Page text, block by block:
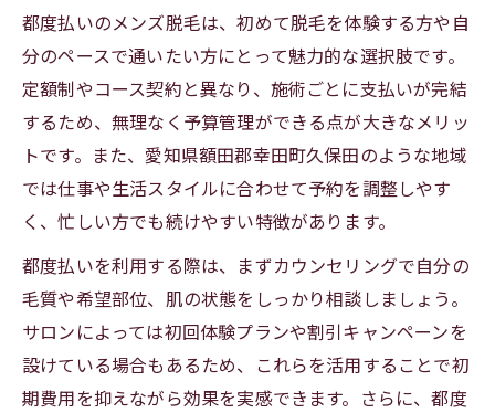
都度払いのメンズ脱毛は、初めて脱毛を体験する方や自
分のペースで通いたい方にとって魅力的な選択肢です。
定額制やコース契約と異なり、施術ごとに支払いが完結
するため、無理なく予算管理ができる点が大きなメリッ
トです。また、愛知県額田郡幸田町久保田のような地域
では仕事や生活スタイルに合わせて予約を調整しやす
く、忙しい方でも続けやすい特徴があります。
都度払いを利用する際は、まずカウンセリングで自分の
毛質や希望部位、肌の状態をしっかり相談しましょう。
サロンによっては初回体験プランや割引キャンペーンを
設けている場合もあるため、これらを活用することで初
期費用を抑えながら効果を実感できます。さらに、都度